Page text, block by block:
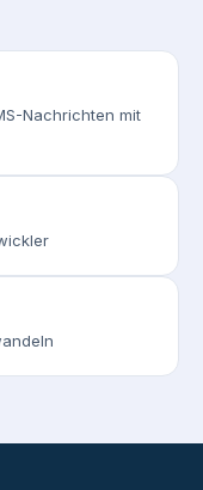
Nachrichten mit